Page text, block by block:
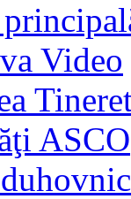
Video
ASCO